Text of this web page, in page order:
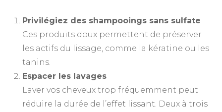
Privilégiez des shampooings sans sulfate
Ces produits doux permettent de préserver
les actifs du lissage, comme la kératine ou les
tanins.
Espacer les lavages
Laver vos cheveux trop fréquemment peut
réduire la durée de l’effet lissant. Deux à trois